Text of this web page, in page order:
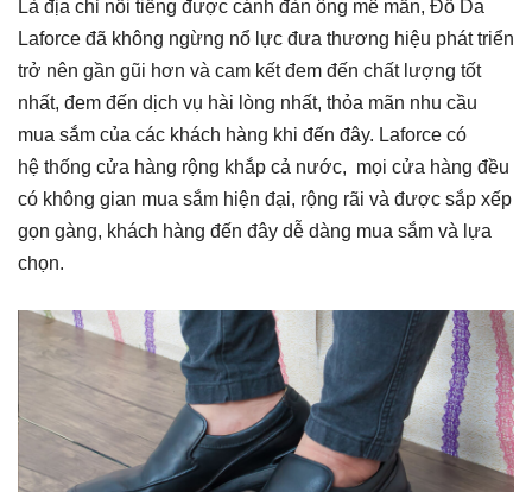
Là địa chỉ nổi tiếng được cánh đàn ông mê mẩn, Đồ Da
Laforce đã không ngừng nổ lực đưa thương hiệu phát triển
trở nên gần gũi hơn và cam kết đem đến chất lượng tốt
nhất, đem đến dịch vụ hài lòng nhất, thỏa mãn nhu cầu
mua sắm của các khách hàng khi đến đây. Laforce có
hệ thống cửa hàng rộng khắp cả nước, mọi cửa hàng đều
có không gian mua sắm hiện đại, rộng rãi và được sắp xếp
gọn gàng, khách hàng đến đây dễ dàng mua sắm và lựa
chọn.